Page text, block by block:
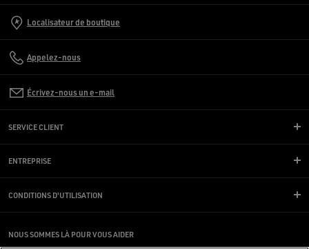
Localisateur de boutique
Appelez-nous
Écrivez-nous un e-mail
SERVICE CLIENT
ENTREPRISE
CONDITIONS D'UTILISATION
NOUS SOMMES LÀ POUR VOUS AIDER